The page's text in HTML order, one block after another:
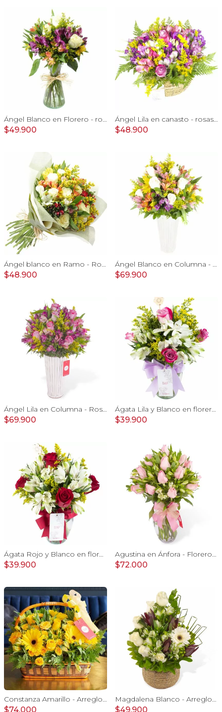
Ángel Blanco en Florero - rosas y mix de astromelias
$49.900
Ángel Lila en canasto - rosas lila y astromelias
$48.900
Ángel blanco en Ramo - Rosas blancas y Astromelias
$48.900
Ángel Blanco en Columna - Rosas ecuatorianas blancas y mix de Astromelias
$69.900
Ángel Lila en Columna - Rosas lilas y astromelias
$69.900
Ágata Lila y Blanco en florero - rosas y astromelias
$39.900
Ágata Rojo y Blanco en florero - rosas y astromelias
$39.900
Agustina en Ánfora - Florero 18 rosas rosadas y astromelias
$72.000
Constanza Amarillo - Arreglo floral en canasto con gerberas, rosas, minirosas y astromelias amarillas
$74.000
Magdalena Blanco - Arreglo floral con rosas, gerbera y astromelias blancas
$49.900